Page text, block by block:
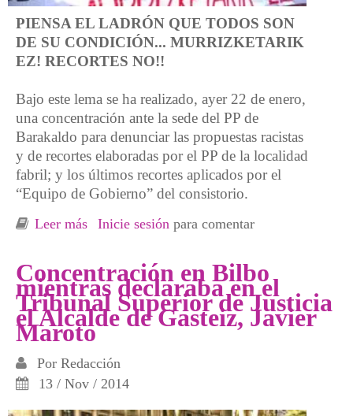
PIENSA EL LADRÓN QUE TODOS SON
DE SU CONDICIÓN... MURRIZKETARIK
EZ! RECORTES NO!!
Bajo este lema se ha realizado, ayer 22 de enero,
una concentración ante la sede del PP de
Barakaldo para denunciar las propuestas racistas
y de recortes elaboradas por el PP de la localidad
fabril; y los últimos recortes aplicados por el
“Equipo de Gobierno” del consistorio.
Leer más sobre Contra los recortes, el racismo y la
del PP de Barakaldo
Inicie sesión para comentar
Concentración en Bilbo
mientras declaraba en el
Tribunal Superior de Justicia
el Alcalde de Gasteiz, Javier
Maroto
Por Redacción
13 / Nov / 2014